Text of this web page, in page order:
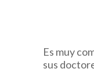
Es muy
sus